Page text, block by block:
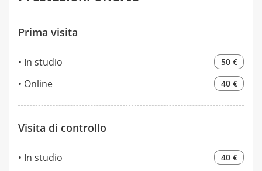
Prima visita
In studio 50 €
Online 40 €
Visita di controllo
In studio 40 €